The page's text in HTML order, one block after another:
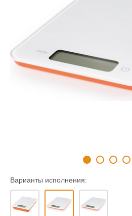
Варианты исполнения: